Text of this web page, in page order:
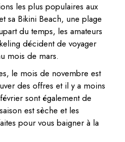
les plus populaires aux
sa Bikini Beach, une plage
du temps, les amateurs
décident de voyager
mois de mars.
le mois de novembre est
des offres et il y a moins
sont également de
est sèche et les
pour vous baigner à la